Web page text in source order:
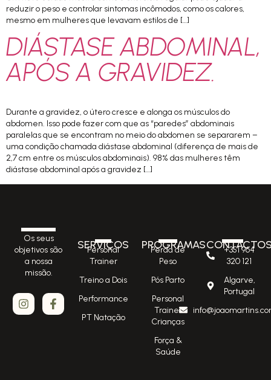
reduzir o peso e controlar sintomas incômodos, como os calores,
mesmo em mulheres que levavam estilos de […]
DIÁSTASE ABDOMINAL,
APÓS A GRAVIDEZ.
Durante a gravidez, o útero cresce e alonga os músculos do
abdomen. Isso pode fazer com que as “paredes” abdominais
paralelas que se encontram no meio do abdomen se separarem –
uma condição chamada diástase abdominal (diferença de mais de
2,7 cm entre os músculos abdominais). 98% das mulheres têm
diástase abdominal após a gravidez […]
Os seus
objetivos são
a nossa
missão.
SERVIÇOS
Personal
Trainer
Treino a Dois
Performance
PT Natação
PROGRAMAS
Perda de
Peso
Pós Parto
Personal
Trainer
Crianças
Força &
Saúde
+351 964
320 121
Algarve,
Portugal